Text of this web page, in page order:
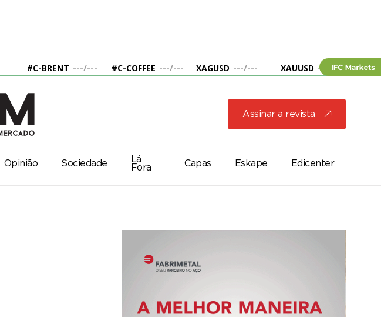
#C-BRENT ---/--- #C-COFFEE ---/--- XAGUSD ---/--- XAUUSD --- ---
Assinar a revista j
Opinião Sociedade
Lá
Fora
Capas Eskape Edicenter